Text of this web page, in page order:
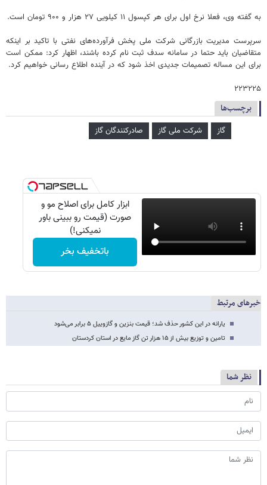
به گفته وی، فعلا نرخ اول برای هر کپسول ۱۱ کیلویی ۲۷ هزار و ۹۰۰ تومان است.
سرپرست مدیریت بازرگانی شرکت ملی پخش فرآورده‌های نفتی با تاکید بر اینکه
متقاضیان باید حتما در سامانه سدف ثبت نام کرده باشند، اظهار کرد: ممکن است
برای این مساله تصمیمات جدیدی اخذ شود که در آینده اطلاع رسانی خواهیم کرد.
۲۲۳۲۲۵
برچسب‌ها
گاز شرکت ملی گاز صادرکنندگان گاز
ابزار کامل برای اصلاح مو و
صورت (قیمت رو ببینی باور
نمیکنی!)
باتخفیف بخر
خبرهای مرتبط
یارانه در این کشور حذف شد؛ قیمت بنزین و گازوییل ۵ برابر می‌شود
تامین و توزیع بیش از ‏‎۱۵‎‏ هزار تن گاز مایع در استان کردستان
نظر شما